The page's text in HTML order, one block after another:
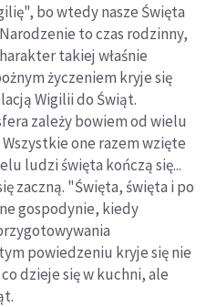
bo wtedy nasze Święta
to czas rodzinny,
takiej właśnie
życzeniem kryje się
Wigilii do Świąt.
zależy bowiem od wielu
one razem wzięte
ludzi święta kończą się...
zaczną. "Święta, święta i po
gospodynie, kiedy
powiedzeniu kryje się nie
dzieje się w kuchni, ale